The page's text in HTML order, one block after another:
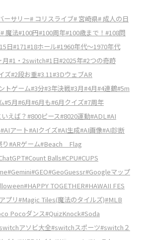
ーサリー# コリスライブ# 宮崎県# 成人の日
# 魔法#100円#100周年#100歳まで！ #108問
日#171#18ホール#1960年代～1970年代
月#1・2switch#1日#2025年#2つの奇跡
ズ#2段お重#3.11#3DウェブAR
トゲーム#3分#3年決戦#3月#4月#4連鶴#5m
#5月#6月#6月も#6月クイズ#7周年
えば？ #800ピース#8020運動#ADL #AI
#AIアート#AIクイズ#AI生成#AI画像#AI診断
#ARゲーム#Beach Flag
#Count Balls#CPU#CUPS
#Gemini#GEO#GeoGuessr#Googleマップ
#HAPPY TOGETHER#HAWAII FES
プリ#Magic Tiles(魔法のタイルズ)#MLB
Pocoダンス#QuizKnock#Soda
アソビ大全#switchスポーツ#switch２